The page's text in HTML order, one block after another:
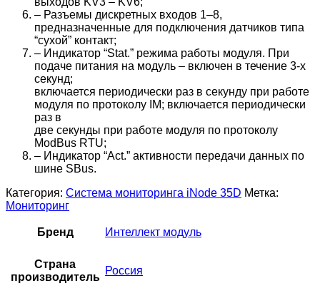
– Разъемы дискретных входов 1–8,
предназначенные для подключения датчиков типа
“сухой” контакт;
– Индикатор “Stat.” режима работы модуля. При
подаче питания на модуль – включен в течение 3-х
секунд;
включается периодически раз в секунду при работе
модуля по протоколу IM; включается периодически
раз в
две секунды при работе модуля по протоколу
ModBus RTU;
– Индикатор “Act.” активности передачи данных по
шине SBus.
Категория: Система мониторинга iNode 35D Метка:
Мониторинг
Бренд Интеллект модуль
Страна
производитель
Россия